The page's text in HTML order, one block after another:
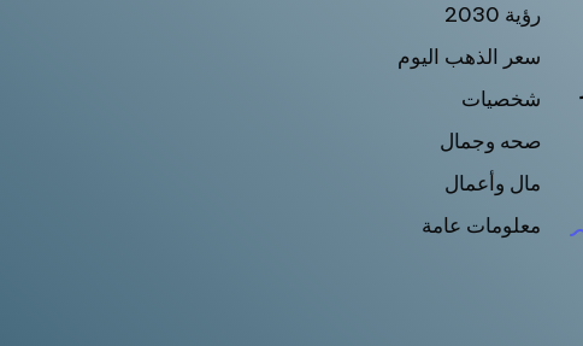
رؤية 2030
سعر الذهب اليوم
شخصيات
صحه وجمال
مال وأعمال
معلومات عامة